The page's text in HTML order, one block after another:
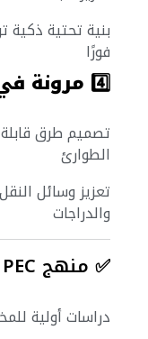
بنية تحتية ذكية
فورًا
4️⃣ مرونة
تصميم طرق
الطوارئ
تعزيز وسائل
والدراجات
✅ منهج PEC في تصميم البنية المرنة
دراسات أولية